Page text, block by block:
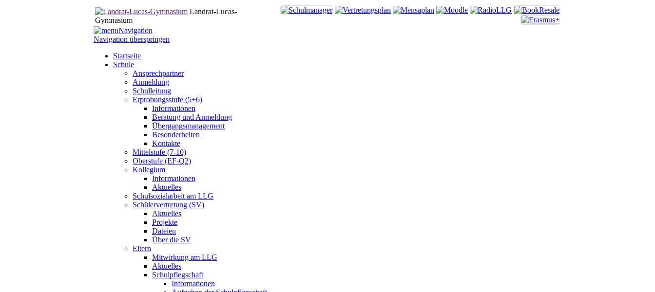
Landrat-Lucas-
Gymnasium
Navigation
Navigation überspringen
Startseite
Schule
Ansprechpartner
Anmeldung
Schulleitung
Erprobungsstufe (5+6)
Informationen
Beratung und Anmeldung
Übergangsmanagement
Besonderheiten
Kontakte
Mittelstufe (7-10)
Oberstufe (EF-Q2)
Kollegium
Informationen
Aktuelles
Schulsozialarbeit am LLG
Schülervertretung (SV)
Aktuelles
Projekte
Dateien
Über die SV
Eltern
Mitwirkung am LLG
Aktuelles
Schulpflegschaft
Informationen